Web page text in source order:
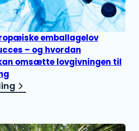
emballagelov
– og hvordan
omsætte lovgivningen til